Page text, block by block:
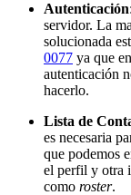
Autenticación
servidor. La
solucionada
0077 ya que
autenticación
hacerlo.
Lista de
es necesaria
que podemos
el perfil y otra
como roster.